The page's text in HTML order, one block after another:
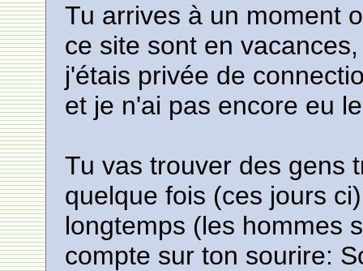
Tu arrives à un moment
ce site sont en
j'étais privée de
et je n'ai pas encore eu
Tu vas trouver des gens
quelque fois (ces jours
longtemps (les hommes
compte sur ton sourire: